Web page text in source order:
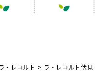
・レコルト > ラ・レコルト伏見